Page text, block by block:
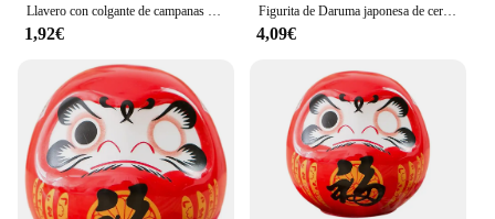
1,92€
Figurita de Daruma japonesa de cerámica, estatua de Darma, decoración de la riqueza
4,09€